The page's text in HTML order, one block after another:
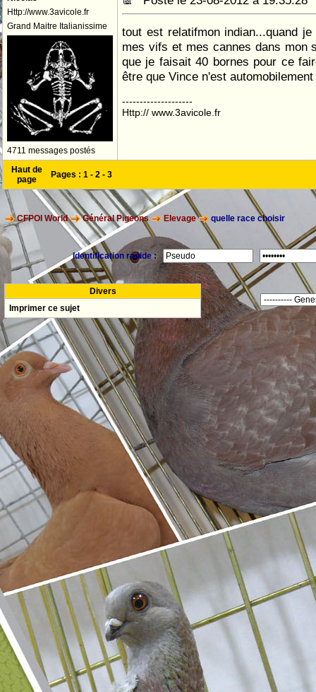
Http://www.3avicole.fr
Grand Maitre Italianissime
4711 messages postés
tout est relatifmon indian...quand
mes vifs et mes cannes dans mon
que je faisait 40 bornes pour ce
être que Vince n'est
--------------------
Http:// www.3avicole.fr
Haut de
page
Pages : 1 - 2 - 3
CFPOI World Général Pigeons Elevage quelle race choisir
Identification rapide :
Divers
Imprimer ce sujet